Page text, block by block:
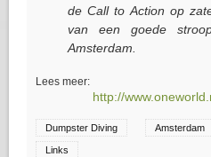
de Call to Action op
van een goede
Amsterdam.
Lees meer:
http://
Dumpster Diving Amsterdam
Links